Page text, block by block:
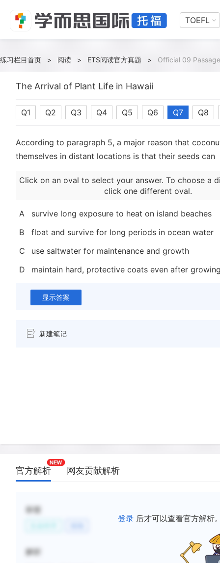
TOEFL
练习栏目首页 > 阅读 > ETS阅读官方真题 > Official 09
The Arrival of Plant Life in Hawaii
Q1 Q2 Q3 Q4 Q5 Q6 Q7 Q8
According to paragraph 5, a major reason that
themselves in distant locations is that their seeds can
Click on an oval to select your answer. To choose a
click one different oval.
A
survive long exposure to heat on island beaches
B
float and survive for long periods in ocean water
C
use saltwater for maintenance and growth
D
maintain hard, protective coats even after
显示答案
新建笔记
官方解析 网友贡献解析
登录 后才可以查看官方解析
标签
解析